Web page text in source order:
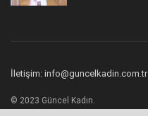
İletişim: info@guncelkadin.com.tr
© 2023 Güncel Kadın.